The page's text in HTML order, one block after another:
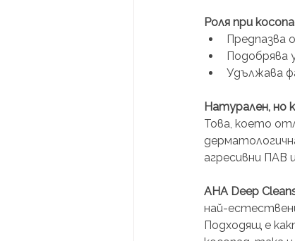
Роля при
Предпазва
Подобрява
Удължава
Натурален, но
Това, което
агресивни ПАВ
AHA Deep
най-
Подходящ е